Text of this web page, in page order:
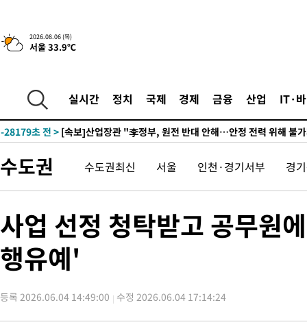
2026.08.06 (목)
서울 33.9℃
실시간 정치 국제 경제 금융 산업 IT·
2시간 전 >[속보] "이란-오만, 호르무즈 해협 통행 항로 합의" 이란 외무부 대
-31681초 전 >
트럼프, 한국계 진보 주지사 후보 맹공…"공산주의가 최대 위
-31659초 전 >
-28179초 전 > [속보]산업장관 "李정부, 원전 반대 안해…안정 전력 위해 불
색
-26263초 전 >
[속보]산업장관 "美무역법 제301조 과잉생산 결과 발표 8월
-26056초 전 >[속보]코스피 매도사이드카 발동…4%대 급락
-22889초 전 >서울 열대야 15일째 지속…비공식 '초열대야' 30도 넘어
-21456초 전 > [속보]코스닥, 2.15포인트(0.27%) 내린 797.44 출발
-21439초 전 >[속보]코스피, 119.51포인트(1.81%) 내린 6478.75 개장
-17837초 전 >서울 낮 39도 '폭염중대경보'…40도 관측 가능성도
-15199초 전 >미 워싱턴주 스포캔 시의 통제불능 3개 산불, 방화선 일부 구축
수도권 수도권최신 서울 인천·경기서부 경
사업 선정 청탁받고 공무원
행유예'
등록 2026.06.04 14:49:00 수정 2026.06.04 17:14:24